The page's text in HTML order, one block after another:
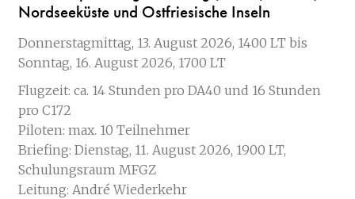
Nordseeküste und Ostfriesische Inseln
Donnerstagmittag, 13. August 2026, 1400 LT bis
Sonntag, 16. August 2026, 1700 LT
Flugzeit: ca. 14 Stunden pro DA40 und 16 Stunden
pro C172
Piloten: max. 10 Teilnehmer
Briefing: Dienstag, 11. August 2026, 1900 LT,
Schulungsraum MFGZ
Leitung: André Wiederkehr